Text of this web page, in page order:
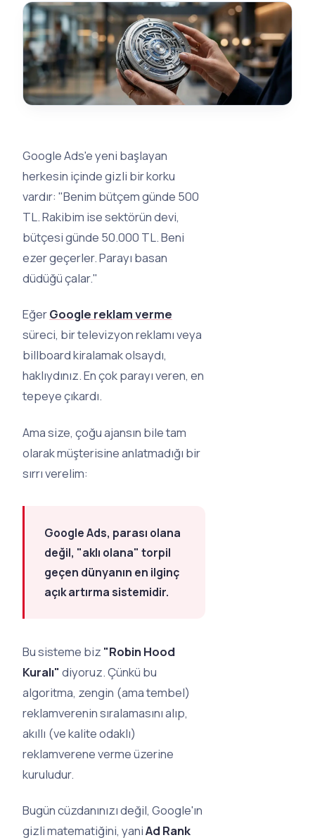
Google Ads'e yeni başlayan
herkesin içinde gizli bir korku
vardır: "Benim bütçem günde 500
TL. Rakibim ise sektörün devi,
bütçesi günde 50.000 TL. Beni
ezer geçerler. Parayı basan
düdüğü çalar."
EğerGoogle reklam verme
süreci, bir televizyon reklamı veya
billboard kiralamak olsaydı,
haklıydınız. En çok parayı veren, en
tepeye çıkardı.
Ama size, çoğu ajansın bile tam
olarak müşterisine anlatmadığı bir
sırrı verelim:
Google Ads, parası olana
değil, "aklı olana" torpil
geçen dünyanın en ilginç
açık artırma sistemidir.
Bu sisteme biz "Robin Hood
Kuralı"diyoruz. Çünkü bu
algoritma, zengin (ama tembel)
reklamverenin sıralamasını alıp,
akıllı (ve kalite odaklı)
reklamverene verme üzerine
kuruludur.
Bugün cüzdanınızı değil, Google'ın
gizli matematiğini, yaniAd Rank